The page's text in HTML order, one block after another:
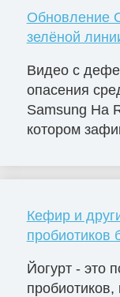
Обновление
зелёной
Видео с
опасения
Samsung На
котором
Кефир и
пробиотиков
Йогурт - это